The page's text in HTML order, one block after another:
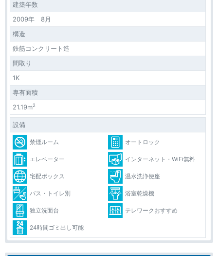
建築年数
2009年 8月
構造
鉄筋コンクリート造
間取り
1K
専有面積
21.19m2
設備
禁煙ルーム オートロック
エレベーター インターネット・WiFi無料
宅配ボックス 温水洗浄便座
バス・トイレ別 浴室乾燥機
独立洗面台 テレワークおすすめ
24時間ゴミ出し可能